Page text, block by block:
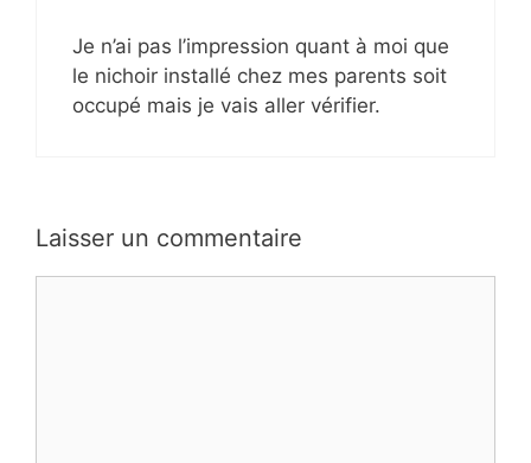
Je n’ai pas l’impression quant à moi que
le nichoir installé chez mes parents soit
occupé mais je vais aller vérifier.
Laisser un commentaire